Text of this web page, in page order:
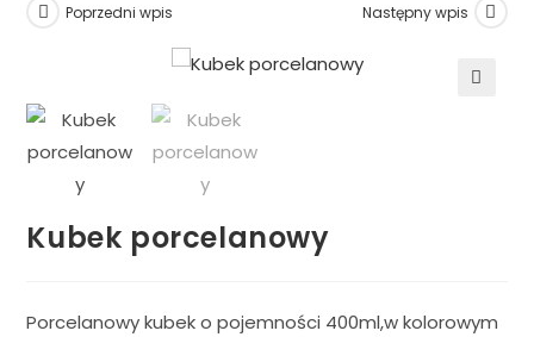
Poprzedni wpis Następny wpis
Kubek porcelanowy
Porcelanowy kubek o pojemności 400ml,w kolorowym